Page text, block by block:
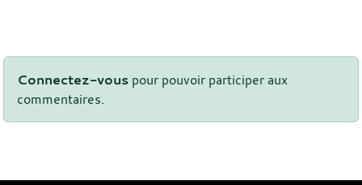
Connectez-vous pour pouvoir participer aux
commentaires.